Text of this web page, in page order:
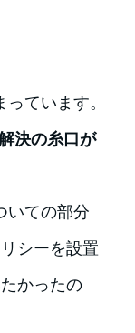
ています。
決の糸口が
いての部分
シーを設置
かったの